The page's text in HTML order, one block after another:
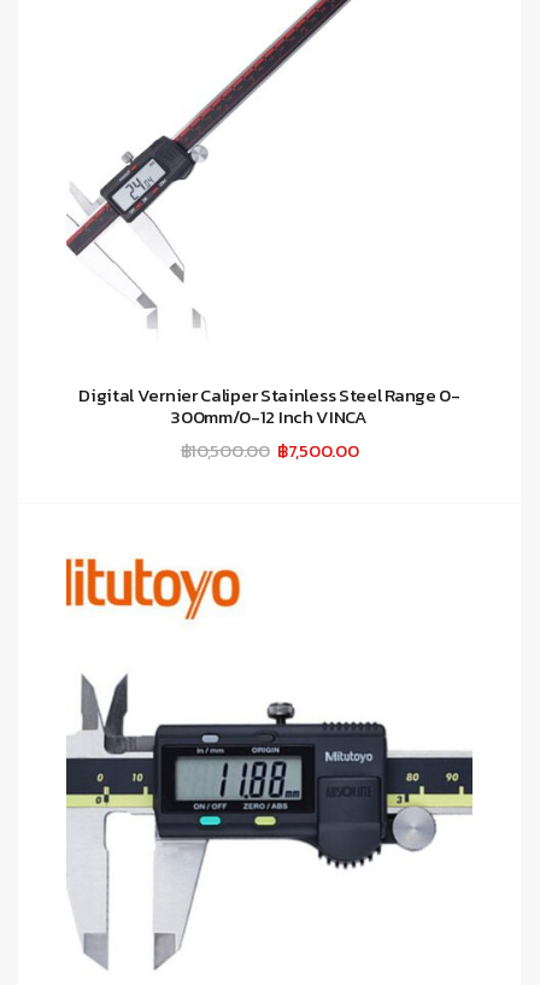
Digital Vernier Caliper Stainless Steel Range 0-
300mm/0-12 Inch VINCA
฿10,500.00 Original
price
฿7,500.00Current